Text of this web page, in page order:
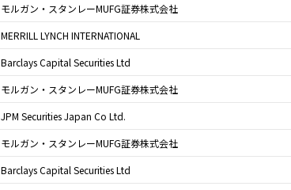
モルガン・スタンレーMUFG証券株式会社
MERRILL LYNCH INTERNATIONAL
Barclays Capital Securities Ltd
モルガン・スタンレーMUFG証券株式会社
JPM Securities Japan Co Ltd.
モルガン・スタンレーMUFG証券株式会社
Barclays Capital Securities Ltd